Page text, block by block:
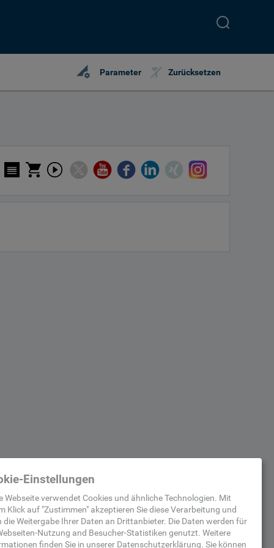
perm_data_setting Parameter Zurücksetzen
Einstellungen
Webseite verwendet Cookies und ähnliche Technologien. Mit
Klick auf "Zustimmen" akzeptieren Sie diese Verarbeitung und
die Weitergabe Ihrer Daten an Drittanbieter. Die Daten werden für
Nutzung and Besucher-Statistiken genutzt. Weitere
finden Sie in unserer Datenschutzerklärung. Sie können